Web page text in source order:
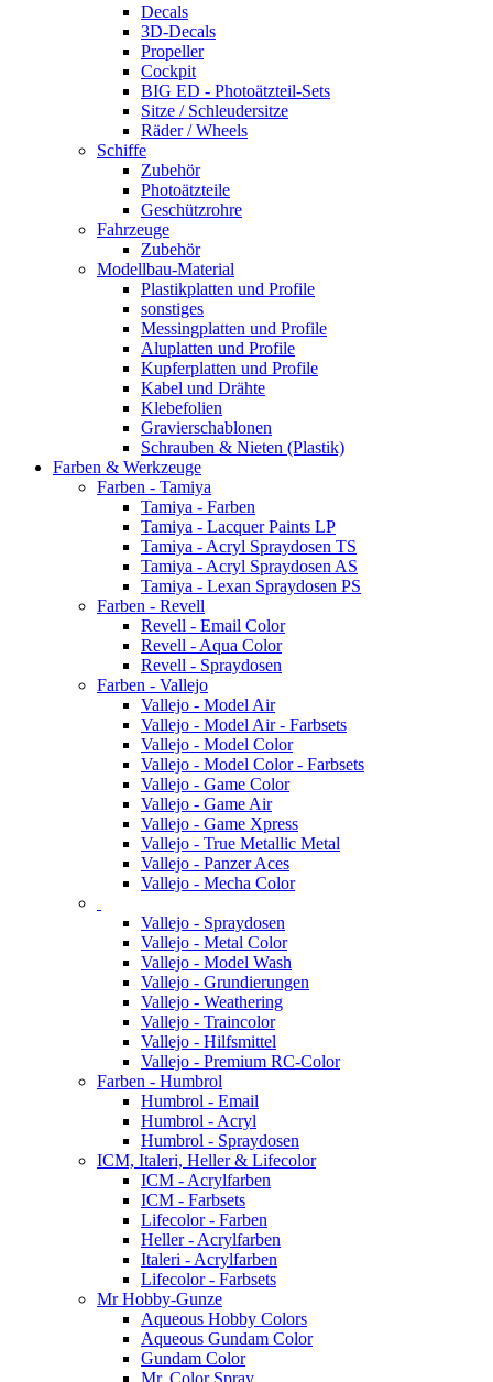
Decals
3D-Decals
Propeller
Cockpit
BIG ED - Photoätzteil-Sets
Sitze / Schleudersitze
Räder / Wheels
Schiffe
Zubehör
Photoätzteile
Geschützrohre
Fahrzeuge
Zubehör
Modellbau-Material
Plastikplatten und Profile
sonstiges
Messingplatten und Profile
Aluplatten und Profile
Kupferplatten und Profile
Kabel und Drähte
Klebefolien
Gravierschablonen
Schrauben & Nieten (Plastik)
Farben & Werkzeuge
Farben - Tamiya
Tamiya - Farben
Tamiya - Lacquer Paints LP
Tamiya - Acryl Spraydosen TS
Tamiya - Acryl Spraydosen AS
Tamiya - Lexan Spraydosen PS
Farben - Revell
Revell - Email Color
Revell - Aqua Color
Revell - Spraydosen
Farben - Vallejo
Vallejo - Model Air
Vallejo - Model Air - Farbsets
Vallejo - Model Color
Vallejo - Model Color - Farbsets
Vallejo - Game Color
Vallejo - Game Air
Vallejo - Game Xpress
Vallejo - True Metallic Metal
Vallejo - Panzer Aces
Vallejo - Mecha Color
Vallejo - Spraydosen
Vallejo - Metal Color
Vallejo - Model Wash
Vallejo - Grundierungen
Vallejo - Weathering
Vallejo - Traincolor
Vallejo - Hilfsmittel
Vallejo - Premium RC-Color
Farben - Humbrol
Humbrol - Email
Humbrol - Acryl
Humbrol - Spraydosen
ICM, Italeri, Heller & Lifecolor
ICM - Acrylfarben
ICM - Farbsets
Lifecolor - Farben
Heller - Acrylfarben
Italeri - Acrylfarben
Lifecolor - Farbsets
Mr Hobby-Gunze
Aqueous Hobby Colors
Aqueous Gundam Color
Gundam Color
Mr. Color Spray